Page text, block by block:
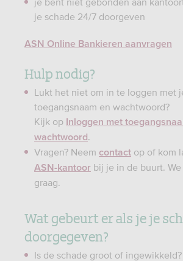
je schade 24/7 doorgeven
ASN Online Bankieren aanvragen
Hulp nodig?
Lukt het niet om in te loggen met
toegangsnaam en wachtwoord?
Kijk op Inloggen met
wachtwoord.
Vragen? Neem contact op of kom
ASN-kantoor bij je in de buurt.
graag.
Wat gebeurt er als je je
doorgegeven?
Is de schade groot of